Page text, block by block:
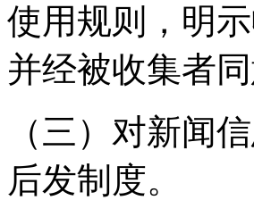
使用规则，明
并经被收集者同
（三）对新闻
后发制度。